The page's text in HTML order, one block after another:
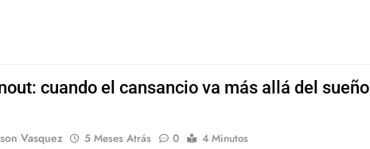
cuando el cansancio va más allá del sueño
Vasquez 5 Meses Atrás 0
4 Minutos